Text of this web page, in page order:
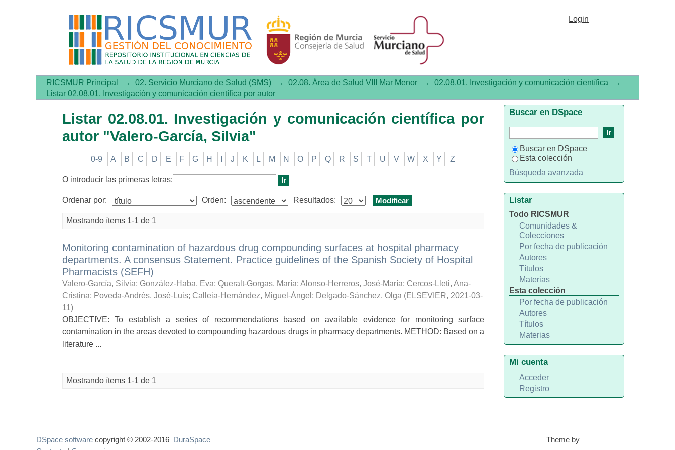
Listar 02.08.01. Investigación y comunicación científica por autor "Valero-García,
Silvia"
Login
RICSMUR Principal → 02. Servicio Murciano de Salud (SMS) → 02.08. Área de Salud VIII Mar Menor → 02.08.01. Investigación y comunicación científica
→
Listar 02.08.01. Investigación y comunicación científica por autor
Listar 02.08.01. Investigación y comunicación científica por
autor "Valero-García, Silvia"
0-9 A B C D E F G H J K L M N O P Q R S T U V W X Y Z
O introducir las primeras letras:
Ordenar por: Orden: Resultados:
Mostrando ítems 1-1 de 1
Monitoring contamination of hazardous drug compounding surfaces at hospital pharmacy
departments. A consensus Statement. Practice guidelines of the Spanish Society of Hospital
Pharmacists (SEFH)
Valero-García, Silvia; González-Haba, Eva; Queralt-Gorgas, María; Alonso-Herreros, José-María; Cercos-Lleti, Ana-
Cristina; Poveda-Andrés, José-Luis; Calleia-Hernández, Miguel-Ángel ; Delgado-Sánchez, Olga (ELSEVIER, 2021-03-
11)
OBJECTIVE: To establish a series of recommendations based on available evidence for monitoring surface
contamination in the areas devoted to compounding hazardous drugs in pharmacy departments. METHOD: Based on a
literature ...
Mostrando ítems 1-1 de 1
Buscar en DSpace
Buscar en DSpace
Esta colección
Búsqueda avanzada
Listar
Todo RICSMUR
Comunidades &
Colecciones
Por fecha de publicación
Autores
Títulos
Materias
Esta colección
Por fecha de publicación
Autores
Títulos
Materias
Mi cuenta
Acceder
Registro
DSpace software copyright © 2002-2016 DuraSpace
Theme by